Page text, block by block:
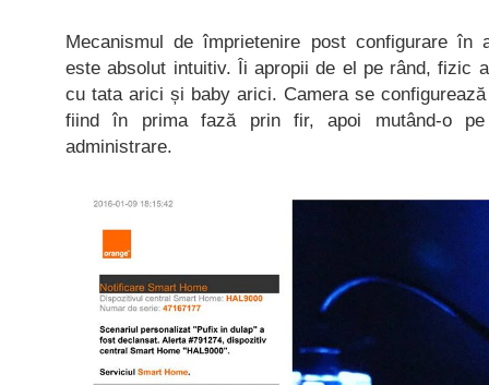
Mecanismul de împrietenire post configurare în
este absolut intuitiv. Îi apropii de el pe rând, fizic
cu tata arici și baby arici. Camera se
fiind în prima fază prin fir, apoi mutând-o
administrare.